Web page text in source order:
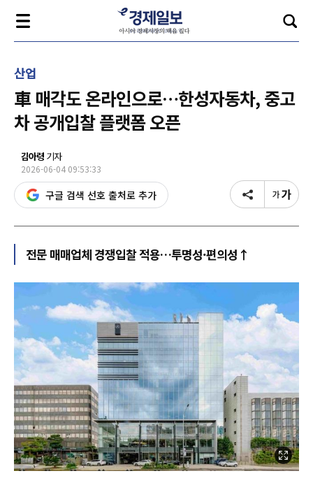
산업
車 매각도 온라인으로…한성자동차, 중고
차 공개입찰 플랫폼 오픈
김아령 기자
2026-06-04 09:53:33
구글 검색 선호 출처로 추가
전문 매매업체 경쟁입찰 적용…투명성·편의성↑